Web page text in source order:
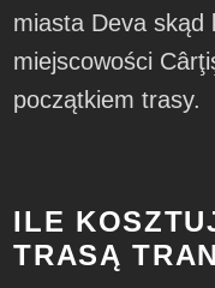
miasta Deva skąd
miejscowości
początkiem trasy.
ILE
TRASĄ